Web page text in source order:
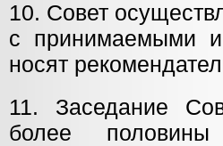
10. Совет
с принимаемыми
носят
11. Заседание
более